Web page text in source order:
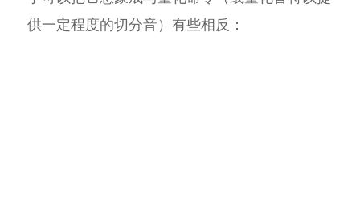
供一定程度的切分音）有些相反：